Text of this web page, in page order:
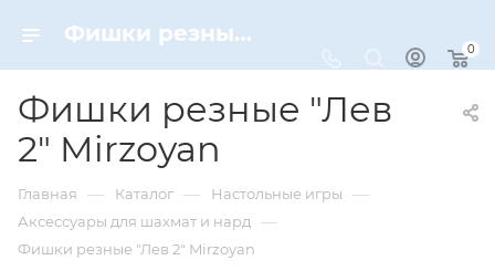
Фишки резные "Лев 2" Mirzoyan – купить по цене 3890 руб. в интернет-магазине Dynamic-Sport
0
Фишки резные "Лев
2" Mirzoyan
Главная — Каталог — Настольные игры —
Аксессуары для шахмат и нард —
Фишки резные "Лев 2" Mirzoyan